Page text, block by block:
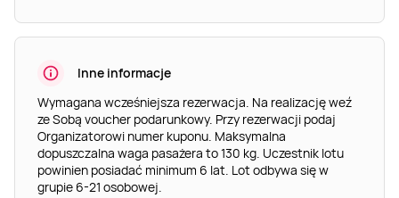
Inne informacje
Wymagana wcześniejsza rezerwacja. Na realizację weź
ze Sobą voucher podarunkowy. Przy rezerwacji podaj
Organizatorowi numer kuponu. Maksymalna
dopuszczalna waga pasażera to 130 kg. Uczestnik lotu
powinien posiadać minimum 6 lat. Lot odbywa się w
grupie 6-21 osobowej.